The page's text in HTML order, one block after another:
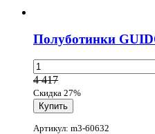
Полуботинки
4 417
Скидка 27%
Артикул: m3-60632